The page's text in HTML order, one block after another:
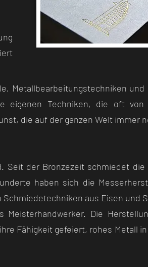
Metallbearbeitungstechniken
Techniken, die oft von
die auf der ganzen Welt immer
Seit der Bronzezeit schmiedet
haben sich die
aus Eisen und
Die
Fähigkeit gefeiert, rohes Metall